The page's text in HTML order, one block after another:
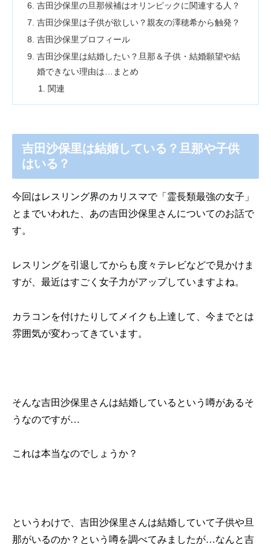
吉田沙保里の旦那候補はオリンピックに関連する人？
吉田沙保里は子供が欲しい？親友の澤穂希から触発？
吉田沙保里プロフィール
吉田沙保里は結婚したい？旦那＆子供・結婚願望や結
婚できない理由は…まとめ
関連
吉田沙保里は結婚している？旦那や子供
はいる？
今回はレスリング界のカリスマで「霊長類最強の女子」
とまでいわれた、あの吉田沙保里さんについてのお話で
す。
レスリングを引退してからも度々テレビなどで見かけま
すが、最近はすごく女子力がアップしていますよね。
カラコンを付けたりしてメイクも上達して、今までとは
雰囲気が変わってきています。
そんな吉田沙保里さんは結婚しているという噂があるそ
うなのですが…
これは本当なのでしょうか？
というわけで、吉田沙保里さんは結婚していて子供や旦
那がいるのか？という噂を調べてみましたが…なんと吉